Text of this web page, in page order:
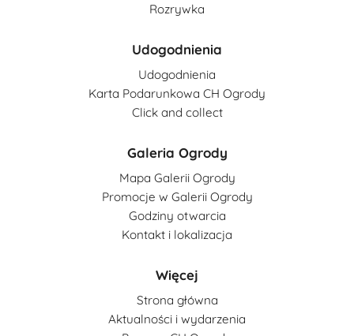
Rozrywka
Udogodnienia
Udogodnienia
Karta Podarunkowa CH Ogrody
Click and collect
Galeria Ogrody
Mapa Galerii Ogrody
Promocje w Galerii Ogrody
Godziny otwarcia
Kontakt i lokalizacja
Więcej
Strona główna
Aktualności i wydarzenia